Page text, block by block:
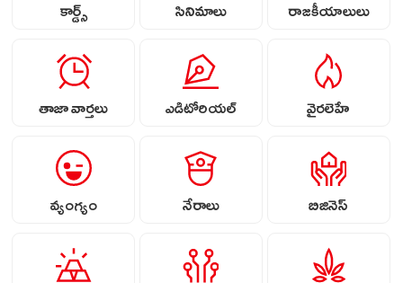
కార్డ్స్ సినిమాలు రాజకీయాలులు
తాజా వార్తలు ఎడిటోరియల్ వైరలెహే
వ్యంగ్యం నేరాలు బిజినెస్